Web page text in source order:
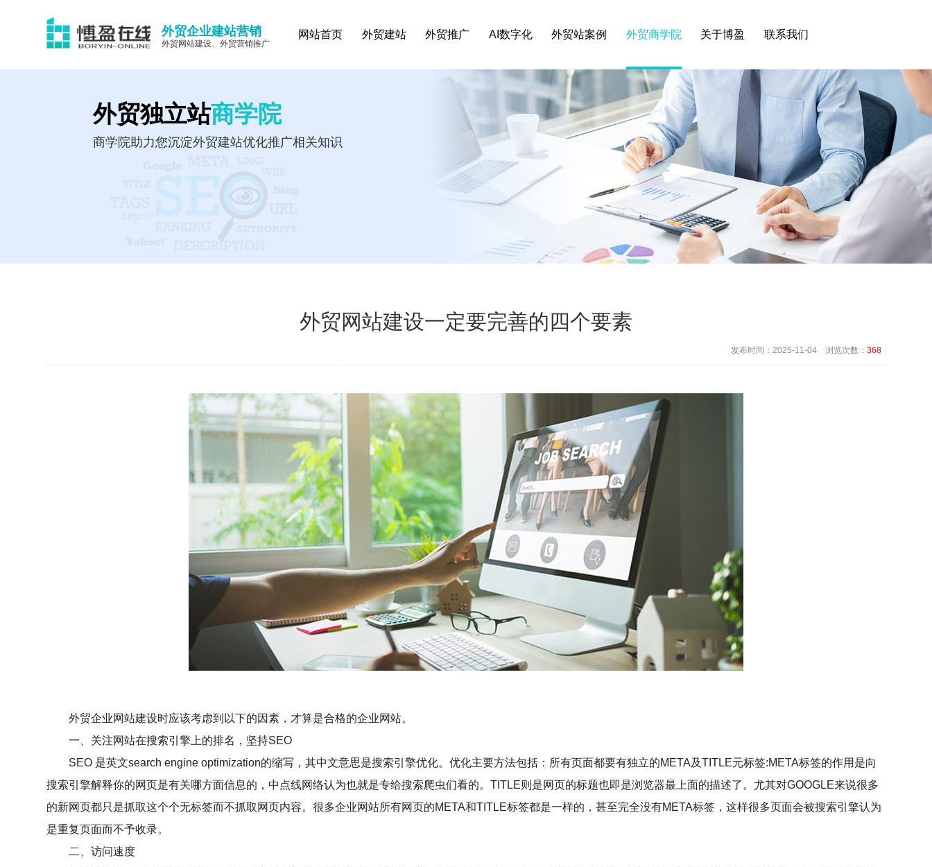
外贸企业建站营销
外贸网站建设、外贸营销推广
网站首页 外贸建站 外贸推广 AI数字化 外贸站案例 外贸商学院 关于博盈 联系我们
外贸独立站商学院
商学院助力您沉淀外贸建站优化推广相关知识
外贸网站建设一定要完善的四个要素
发布时间：2025-11-04 浏览次数： 368
外贸企业网站建设时应该考虑到以下的因素，才算是合格的企业网站。
一、关注网站在搜索引擎上的排名，坚持SEO
SEO 是英文search engine optimization的缩写，其中文意思是搜索引擎优化。优化主要方法包括：所有页面都要有独立的META及TITLE元标签:META标签的作用是向
搜索引擎解释你的网页是有关哪方面信息的，中点线网络认为也就是专给搜索爬虫们看的。TITLE则是网页的标题也即是浏览器最上面的描述了。尤其对GOOGLE来说很多
的新网页都只是抓取这个个无标签而不抓取网页内容。很多企业网站所有网页的META和TITLE标签都是一样的，甚至完全没有META标签，这样很多页面会被搜索引擎认为
是重复页面而不予收录。
二、访问速度